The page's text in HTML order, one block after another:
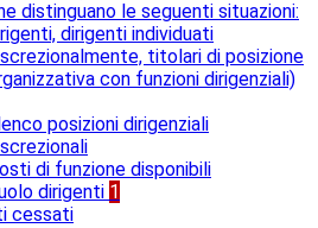
distinguano le seguenti situazioni:
dirigenti individuati
titolari di posizione
con funzioni dirigenziali)
posizioni dirigenziali
di funzione disponibili
dirigenti 1
cessati